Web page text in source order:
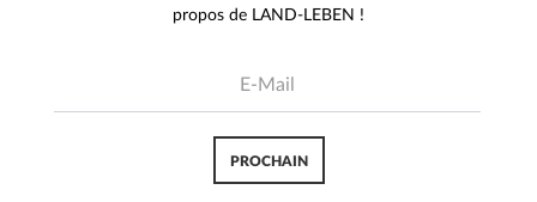
propos de LAND-LEBEN !
PROCHAIN